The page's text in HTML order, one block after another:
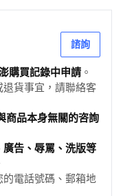
諮詢
購買記錄中申請 。
貨事宜，請聯絡客
商品本身無關的咨詢
廣告、辱罵、洗版等
電話號碼、郵箱地